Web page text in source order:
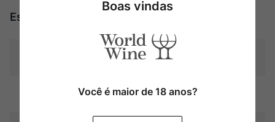
Especificações
Tintos
Blend
Boas vindas
Você é maior de 18 anos?